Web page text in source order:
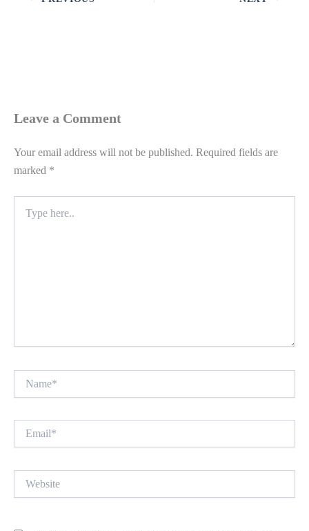
Leave a Comment
Your email address will not be published. Required fields are
marked *
here..